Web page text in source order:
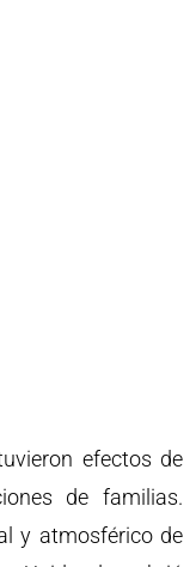
efectos de
de familias.
y atmosférico de